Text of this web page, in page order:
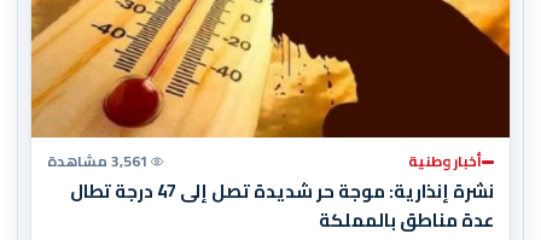
أخبار وطنية 3,561 مشاهدة
نشرة إنذارية: موجة حر شديدة تصل إلى 47 درجة تطال
عدة مناطق بالمملكة